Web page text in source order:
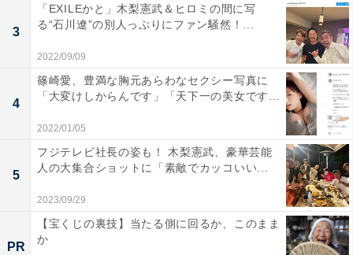
3
「EXILEかと」木梨憲武＆ヒロミの間に写
る“石川遼”の別人っぷりにファン騒然！...
2022/09/09
4
篠崎愛、豊満な胸元あらわなセクシー写真に
「大変けしからんです」「天下一の美女です...
2022/01/05
5
フジテレビ社長の姿も！ 木梨憲武、豪華芸能
人の大集合ショットに「素敵でカッコいい...
2023/09/29
PR
【宝くじの裏技】当たる側に回るか、このまま
か